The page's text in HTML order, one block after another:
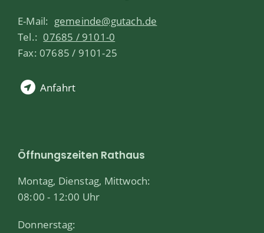
E-Mail: gemeinde@gutach.de
Tel.: 07685 / 9101-0
Fax: 07685 / 9101-25
Anfahrt
Öffnungszeiten Rathaus
Montag, Dienstag, Mittwoch:
08:00 - 12:00 Uhr
Donnerstag: